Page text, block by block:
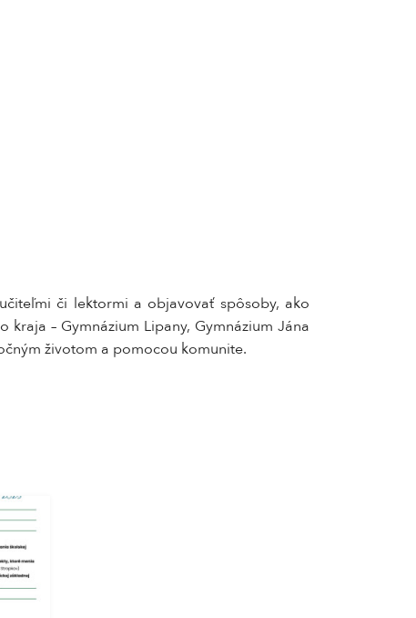
či lektormi a objavovať spôsoby, ako
– Gymnázium Lipany, Gymnázium Jána
životom a pomocou komunite.